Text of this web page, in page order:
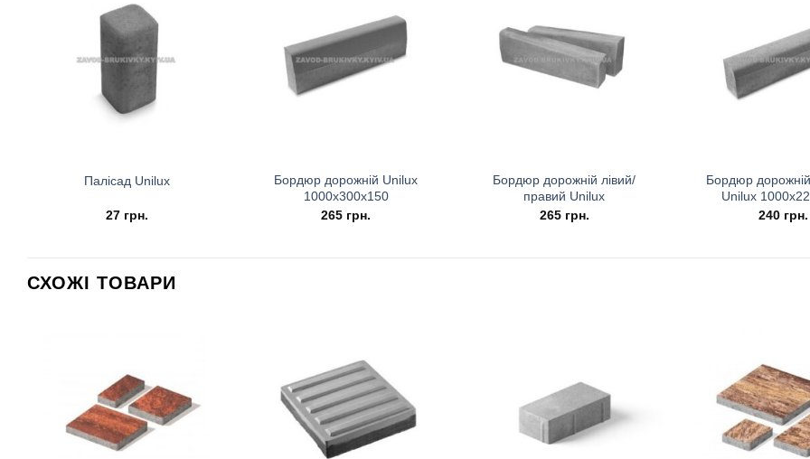
Палісад Unilux
27 грн.
Бордюр дорожній Unilux
1000х300х150
265 грн.
Бордюр дорожній лівий/
правий Unilux
265 грн.
Бордюр
Unilux
240 грн.
СХОЖІ ТОВАРИ